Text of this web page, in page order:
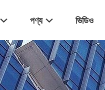
পণ্য ভিডিও